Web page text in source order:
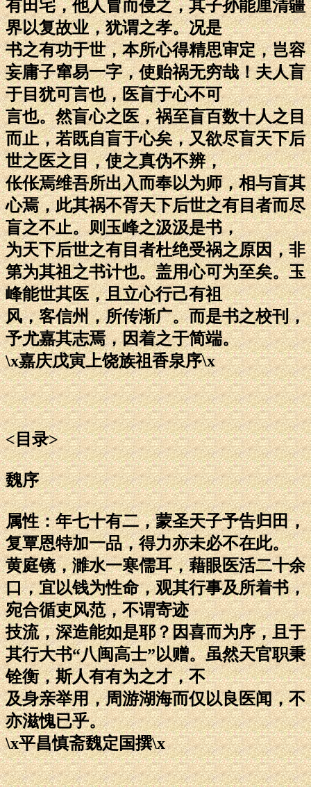
有田宅，他人冒而侵之，其子孙能厘清疆
界以复故业，犹谓之孝。况是
书之有功于世，本所心得精思审定，岂容
妄庸子窜易一字，使贻祸无穷哉！夫人盲
于目犹可言也，医盲于心不可
言也。然盲心之医，祸至盲百数十人之目
而止，若既自盲于心矣，又欲尽盲天下后
世之医之目，使之真伪不辨，
伥伥焉维吾所出入而奉以为师，相与盲其
心焉，此其祸不胥天下后世之有目者而尽
盲之不止。则玉峰之汲汲是书，
为天下后世之有目者杜绝受祸之原因，非
第为其祖之书计也。盖用心可为至矣。玉
峰能世其医，且立心行己有祖
风，客信州，所传渐广。而是书之校刊，
予尤嘉其志焉，因着之于简端。
\x嘉庆戊寅上饶族祖香泉序\x
<目录>
魏序
属性：年七十有二，蒙圣天子予告归田，
复覃恩特加一品，得力亦未必不在此。
黄庭镜，濉水一寒儒耳，藉眼医活二十余
口，宜以钱为性命，观其行事及所着书，
宛合循吏风范，不谓寄迹
技流，深造能如是耶？因喜而为序，且于
其行大书“八闽高士”以赠。虽然天官职秉
铨衡，斯人有有为之才，不
及身亲举用，周游湖海而仅以良医闻，不
亦滋愧已乎。
\x平昌慎斋魏定国撰\x